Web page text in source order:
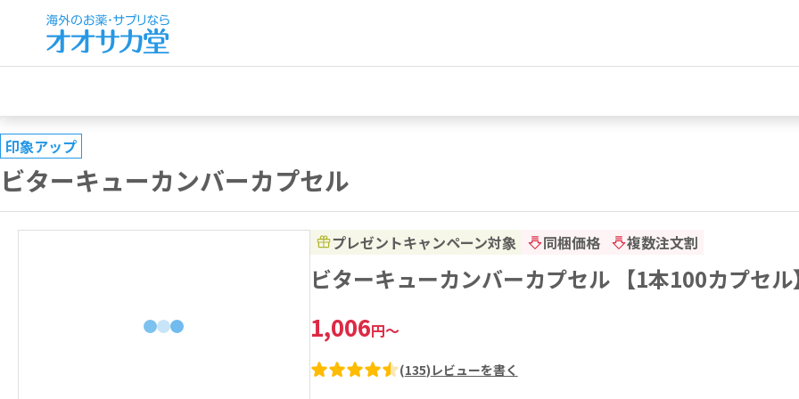
印象アップ
ビターキューカンバーカプセル
プレゼントキャンペーン対象 同梱価格 複数注文割
ビターキューカンバーカプセル 【1本100カプセル
1,006円～
(135) レビューを書く